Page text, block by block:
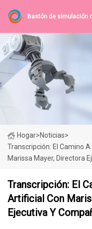
Bastón de simulación
Hogar>Noticias>
Transcripción: El Camino
Marissa Mayer, Directora
Transcripción: El
Artificial Con
Ejecutiva Y